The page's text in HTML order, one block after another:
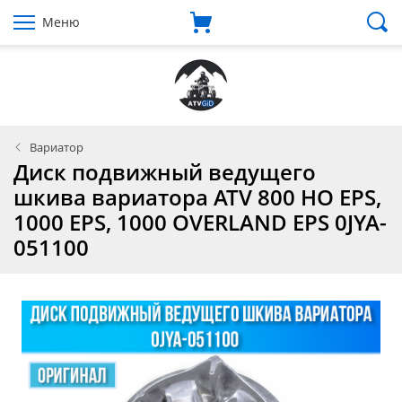
Меню
Вариатор
Диск подвижный ведущего
шкива вариатора ATV 800 HO EPS,
1000 EPS, 1000 OVERLAND EPS 0JYA-
051100